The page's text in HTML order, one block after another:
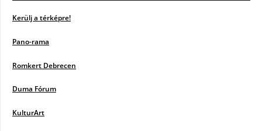
Kerülj a térképre!
Pano-rama
Romkert Debrecen
Duma Fórum
KulturArt